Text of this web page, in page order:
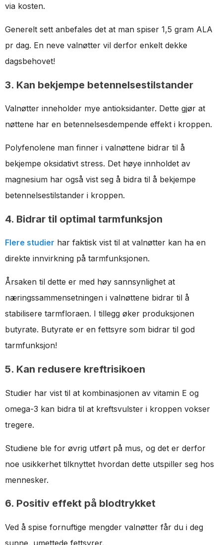
via kosten.
Generelt sett anbefales det at man spiser 1,5 gram ALA
pr dag. En neve valnøtter vil derfor enkelt dekke
dagsbehovet!
3. Kan bekjempe betennelsestilstander
Valnøtter inneholder mye antioksidanter. Dette gjør at
nøttene har en betennelsesdempende effekt i kroppen.
Polyfenolene man finner i valnøttene bidrar til å
bekjempe oksidativt stress. Det høye innholdet av
magnesium har også vist seg å bidra til å bekjempe
betennelsestilstander i kroppen.
4. Bidrar til optimal tarmfunksjon
Flere studier har faktisk vist til at valnøtter kan ha en
direkte innvirkning på tarmfunksjonen.
Årsaken til dette er med høy sannsynlighet at
næringssammensetningen i valnøttene bidrar til å
stabilisere tarmfloraen. I tillegg øker produksjonen
butyrate. Butyrate er en fettsyre som bidrar til god
tarmfunksjon!
5. Kan redusere kreftrisikoen
Studier har vist til at kombinasjonen av vitamin E og
omega-3 kan bidra til at kreftsvulster i kroppen vokser
tregere.
Studiene ble for øvrig utført på mus, og det er derfor
noe usikkerhet tilknyttet hvordan dette utspiller seg hos
mennesker.
6. Positiv effekt på blodtrykket
Ved å spise fornuftige mengder valnøtter får du i deg
sunne, umettede fettsyrer.